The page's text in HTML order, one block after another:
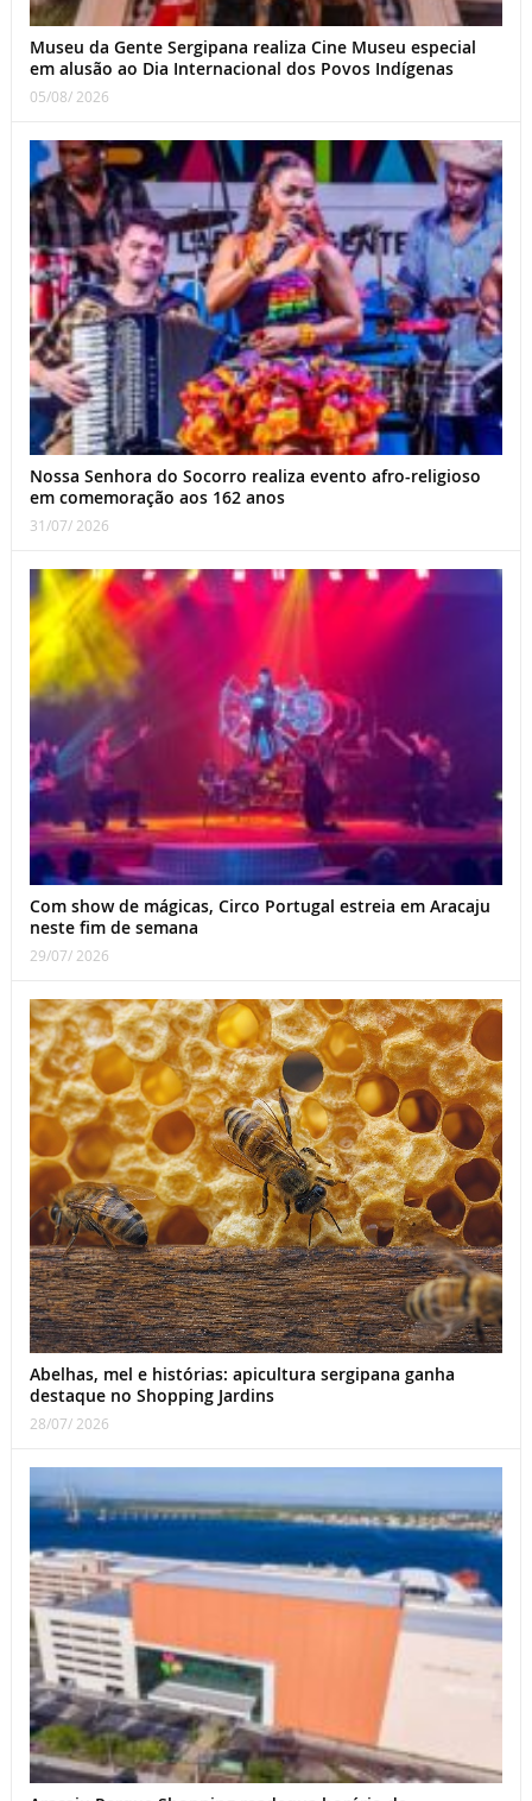
Museu da Gente Sergipana realiza Cine Museu especial
em alusão ao Dia Internacional dos Povos Indígenas
05/08/ 2026
Nossa Senhora do Socorro realiza evento afro-religioso
em comemoração aos 162 anos
31/07/ 2026
Com show de mágicas, Circo Portugal estreia em Aracaju
neste fim de semana
29/07/ 2026
Abelhas, mel e histórias: apicultura sergipana ganha
destaque no Shopping Jardins
28/07/ 2026